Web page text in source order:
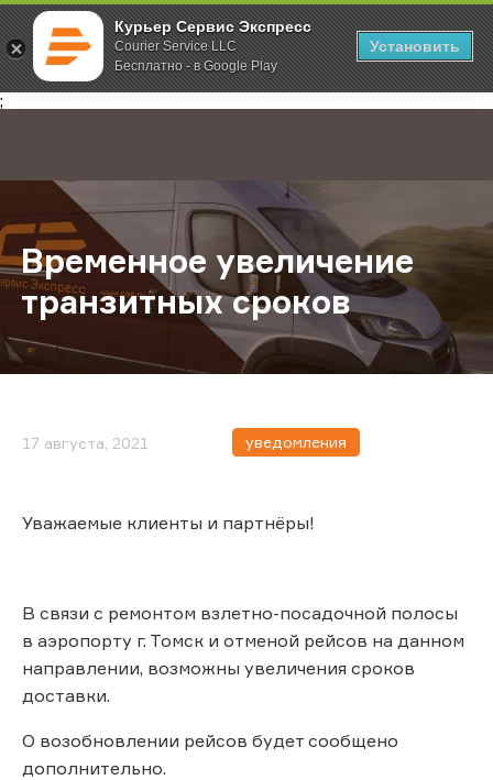
Курьер Сервис Экспресс
Courier Service LLC
Бесплатно - в Google Play
Установить
;
Главная О компании Новости Временное увеличение
Временное увеличение
транзитных сроков
17 августа, 2021 уведомления
Уважаемые клиенты и партнёры!
В связи с ремонтом взлетно-посадочной полосы
в аэропорту г. Томск и отменой рейсов на данном
направлении, возможны увеличения сроков
доставки.
О возобновлении рейсов будет сообщено
дополнительно.